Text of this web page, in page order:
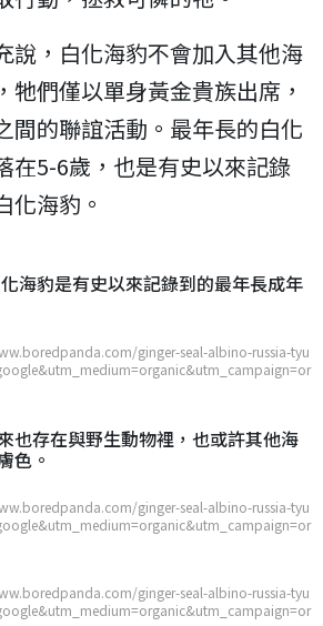
說，白化海豹不會加入其他海
牠們僅以單身黃金貴族出席，
間的聯誼活動。最年長的白化
在5-6歲，也是有史以來記錄
化海豹。
海豹是有史以來記錄到的最年長成年
ginger-seal-albino-russia-tyu
也存在與野生動物裡，也或許其他海
色。
ginger-seal-albino-russia-tyu
ginger-seal-albino-russia-tyu